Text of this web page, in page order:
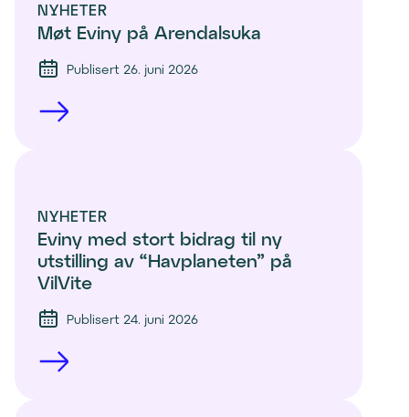
NYHETER
Møt Eviny på Arendalsuka
Publisert 26. juni 2026
NYHETER
Eviny med stort bidrag til ny
utstilling av “Havplaneten” på
VilVite
Publisert 24. juni 2026